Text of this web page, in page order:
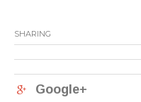
SHARING
Google+